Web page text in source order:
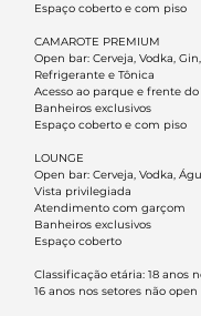
Espaço coberto e com piso
CAMAROTE PREMIUM
Open bar: Cerveja, Vodka,
Refrigerante e Tônica
Acesso ao parque e frente
Banheiros exclusivos
Espaço coberto e com piso
LOUNGE
Open bar: Cerveja, Vodka,
Vista privilegiada
Atendimento com garçom
Banheiros exclusivos
Espaço coberto
Classificação etária: 18 anos
16 anos nos setores não open